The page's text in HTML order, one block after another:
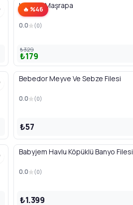
🔥 %46
Katlanır Maşrapa
0.0 (0)
₺329
₺179
Bebedor Meyve Ve Sebze Filesi
0.0 (0)
₺57
Babyjem Havlu Köpüklü Banyo Filesi
0.0 (0)
₺1.399